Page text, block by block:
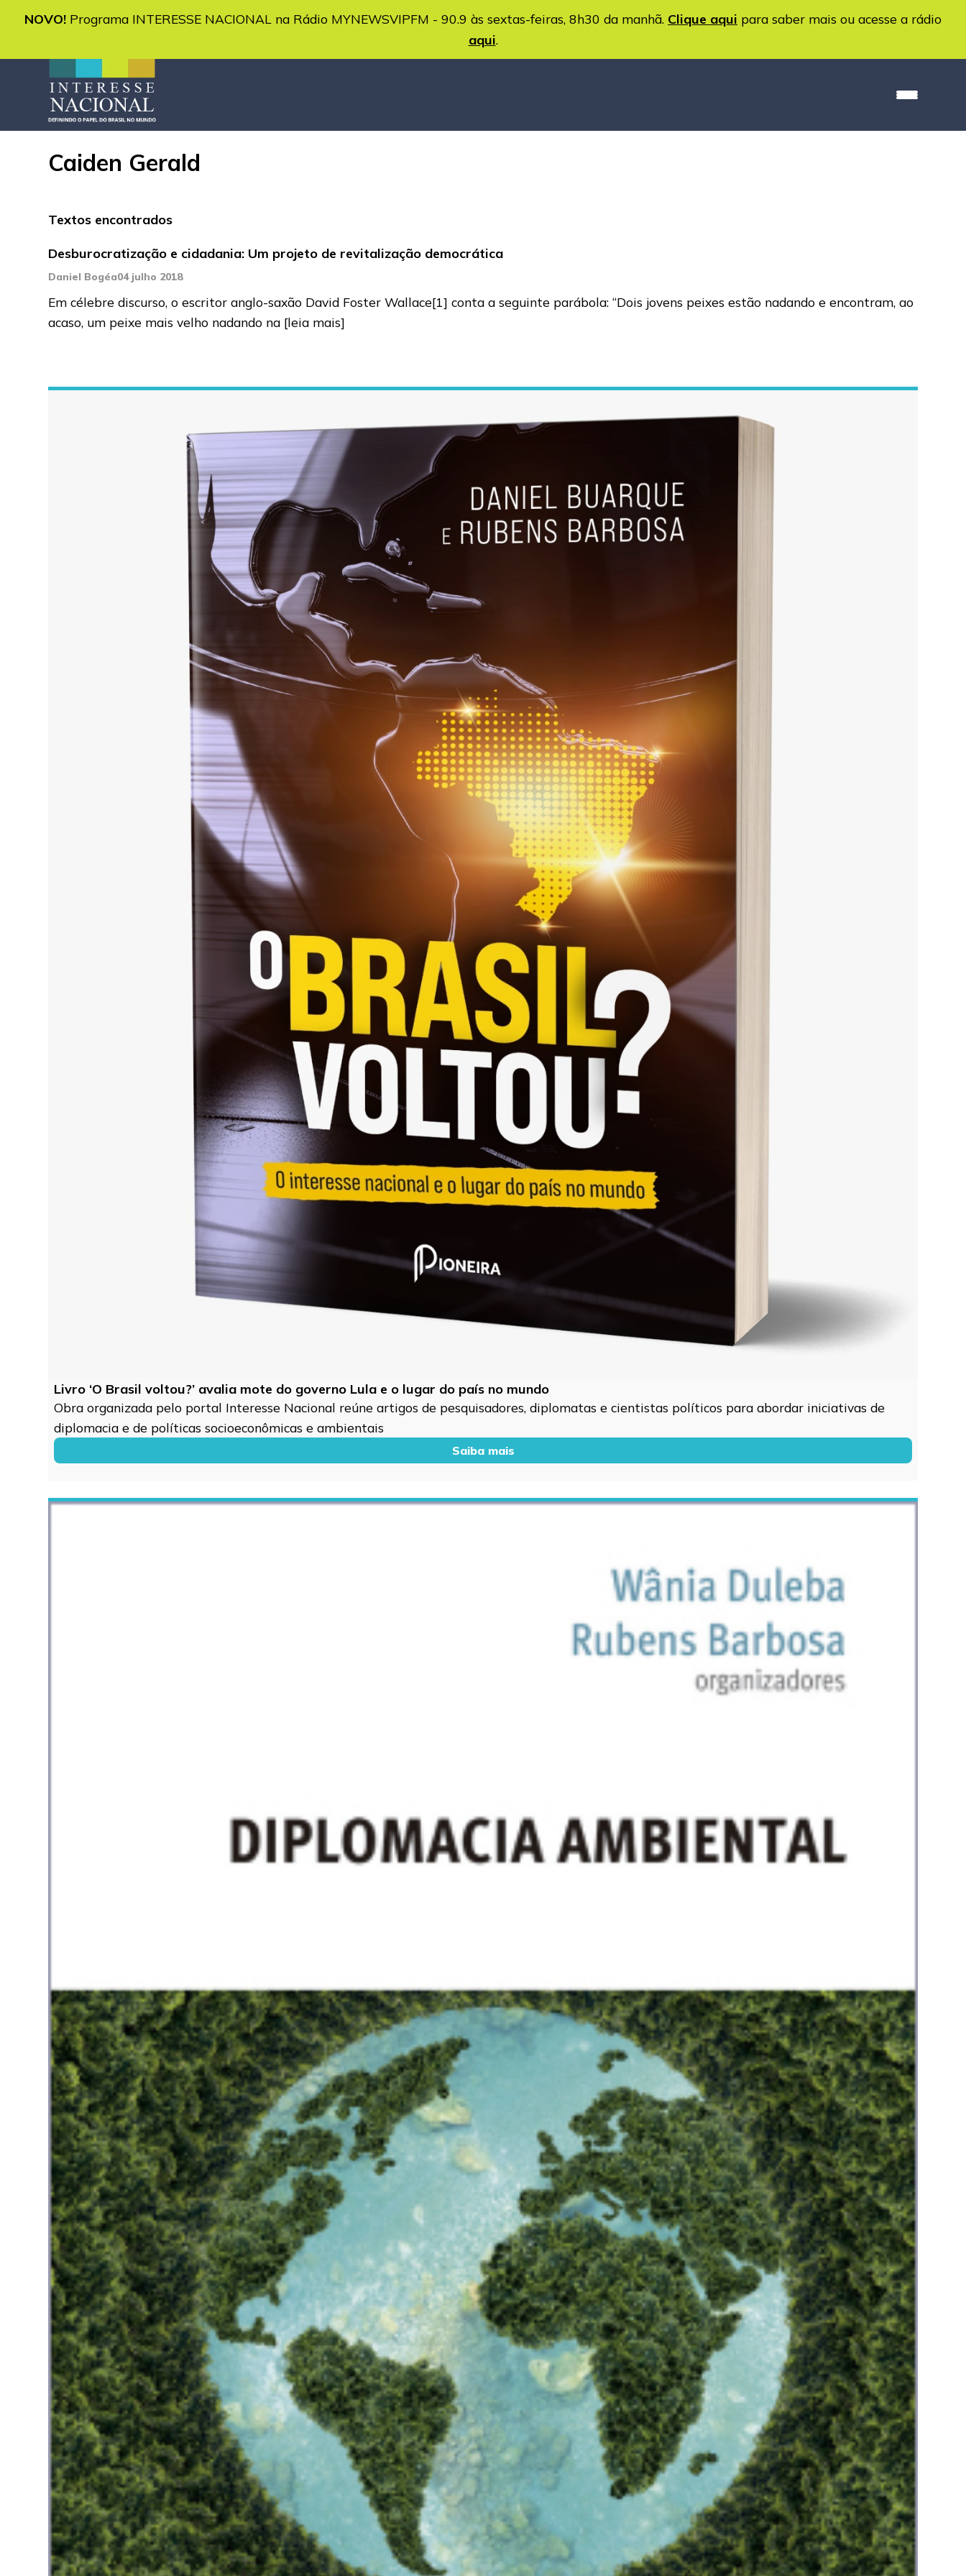
NOVO! Programa INTERESSE NACIONAL na Rádio MYNEWSVIPFM - 90.9 às sextas-feiras, 8h30 da manhã. Clique aqui para saber mais ou acesse a rádio
aqui.
Caiden Gerald
Textos encontrados
Desburocratização e cidadania: Um projeto de revitalização democrática
Daniel Bogéa04 julho 2018
Em célebre discurso, o escritor anglo-saxão David Foster Wallace[1] conta a seguinte parábola: “Dois jovens peixes estão nadando e encontram, ao
acaso, um peixe mais velho nadando na [leia mais]
Livro ‘O Brasil voltou?’ avalia mote do governo Lula e o lugar do país no mundo
Obra organizada pelo portal Interesse Nacional reúne artigos de pesquisadores, diplomatas e cientistas políticos para abordar iniciativas de
diplomacia e de políticas socioeconômicas e ambientais
Saiba mais